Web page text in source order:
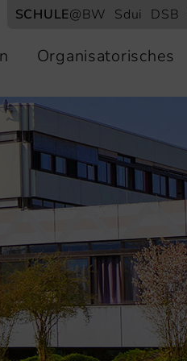
SCHULE@BW Sdui DSB
Organisatorisches